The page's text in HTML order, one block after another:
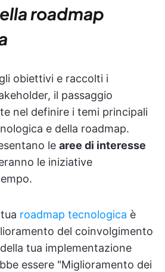
roadmap
obiettivi e raccolti i
il passaggio
nel definire i temi principali
e della roadmap.
le aree di interesse
le iniziative
tua roadmap tecnologica è
del coinvolgimento
tua implementazione
essere "Miglioramento dei